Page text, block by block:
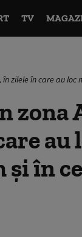
TV
zilele în care au loc
zona
au
și în